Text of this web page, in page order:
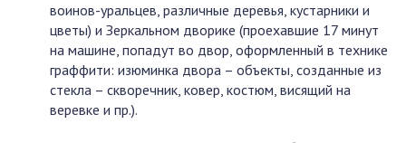
воинов-уральцев, различные деревья, кустарники и
цветы) и Зеркальном дворике (проехавшие 17 минут
на машине, попадут во двор, оформленный в технике
граффити: изюминка двора – объекты, созданные из
стекла – скворечник, ковер, костюм, висящий на
веревке и пр.).